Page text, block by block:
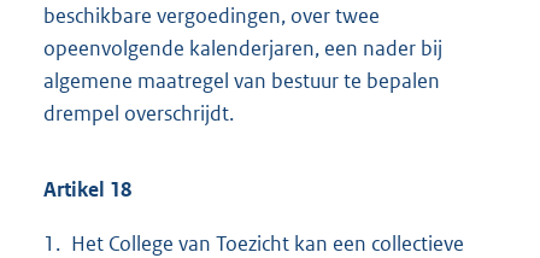
beschikbare vergoedingen, over twee
opeenvolgende kalenderjaren, een nader bij
algemene maatregel van bestuur te bepalen
drempel overschrijdt.
Artikel 18
1. Het College van Toezicht kan een collectieve